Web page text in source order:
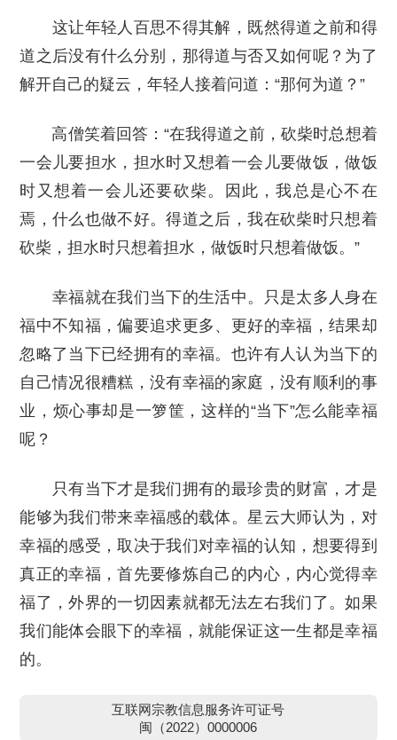
这让年轻人百思不得其解，既然得道之前和得
道之后没有什么分别，那得道与否又如何呢？为了
解开自己的疑云，年轻人接着问道：“那何为道？”
高僧笑着回答：“在我得道之前，砍柴时总想着
一会儿要担水，担水时又想着一会儿要做饭，做饭
时又想着一会儿还要砍柴。因此，我总是心不在
焉，什么也做不好。得道之后，我在砍柴时只想着
砍柴，担水时只想着担水，做饭时只想着做饭。”
幸福就在我们当下的生活中。只是太多人身在
福中不知福，偏要追求更多、更好的幸福，结果却
忽略了当下已经拥有的幸福。也许有人认为当下的
自己情况很糟糕，没有幸福的家庭，没有顺利的事
业，烦心事却是一箩筐，这样的“当下”怎么能幸福
呢？
只有当下才是我们拥有的最珍贵的财富，才是
能够为我们带来幸福感的载体。星云大师认为，对
幸福的感受，取决于我们对幸福的认知，想要得到
真正的幸福，首先要修炼自己的内心，内心觉得幸
福了，外界的一切因素就都无法左右我们了。如果
我们能体会眼下的幸福，就能保证这一生都是幸福
的。
互联网宗教信息服务许可证号
闽（2022）0000006